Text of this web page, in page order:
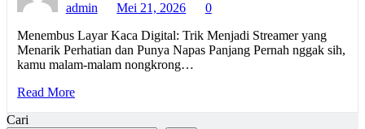
admin Mei 21, 2026
0
Menembus Layar Kaca Digital: Trik Menjadi Streamer yang
Menarik Perhatian dan Punya Napas Panjang Pernah nggak sih,
kamu malam-malam nongkrong…
Read More
Cari